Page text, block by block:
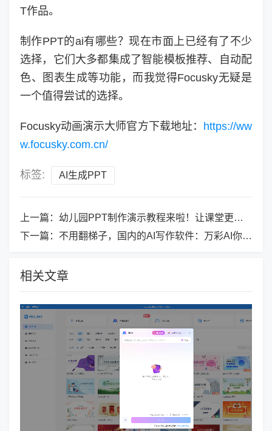
T作品。
制作PPT的ai有哪些？现在市面上已经有了不少
选择，它们大多都集成了智能模板推荐、自动配
色、图表生成等功能，而我觉得Focusky无疑是
一个值得尝试的选择。
Focusky动画演示大师官方下载地址： https://ww
w.focusky.com.cn/
标签: AI生成PPT
上一篇： 幼儿园PPT制作演示教程来啦！让课堂更有趣的技巧
下一篇： 不用翻梯子，国内的AI写作软件：万彩AI你值得拥有
相关文章